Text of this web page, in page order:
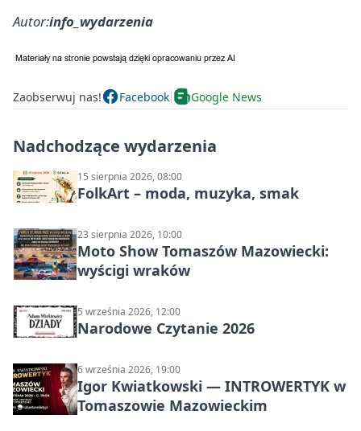
Autor:info_wydarzenia
Zaobserwuj nas! Facebook Google News
Nadchodzące wydarzenia
15 sierpnia 2026, 08:00
FolkArt – moda, muzyka, smak
23 sierpnia 2026, 10:00
Moto Show Tomaszów Mazowiecki:
wyścigi wraków
5 września 2026, 12:00
Narodowe Czytanie 2026
6 września 2026, 19:00
Igor Kwiatkowski — INTROWERTYK w
Tomaszowie Mazowieckim